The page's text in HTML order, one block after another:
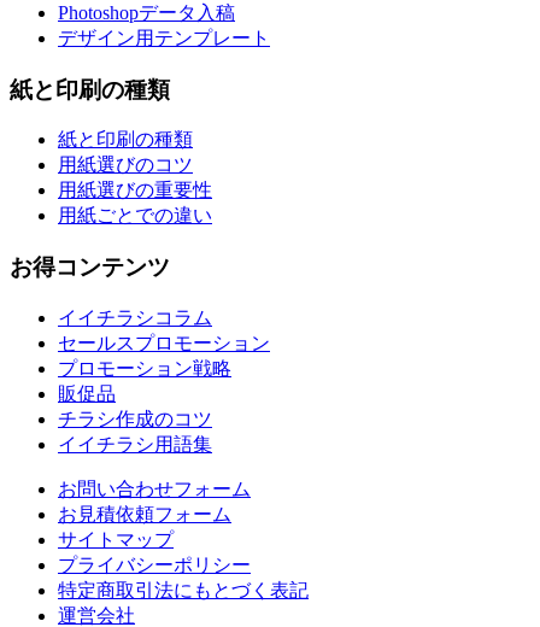
Photoshopデータ入稿
デザイン用テンプレート
紙と印刷の種類
紙と印刷の種類
用紙選びのコツ
用紙選びの重要性
用紙ごとでの違い
お得コンテンツ
イイチラシコラム
セールスプロモーション
プロモーション戦略
販促品
チラシ作成のコツ
イイチラシ用語集
お問い合わせフォーム
お見積依頼フォーム
サイトマップ
プライバシーポリシー
特定商取引法にもとづく表記
運営会社